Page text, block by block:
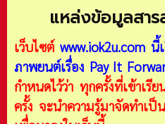
แหล่งข้อมูลสา
เว็บไซต์ www.iok2u.com นี้
ภาพยนต์เรื่อง Pay It
กำหนดไว้ว่า ทุกครั้งที่เข้าเ
ครั้ง จะนำความรู้มาจัดทำเ